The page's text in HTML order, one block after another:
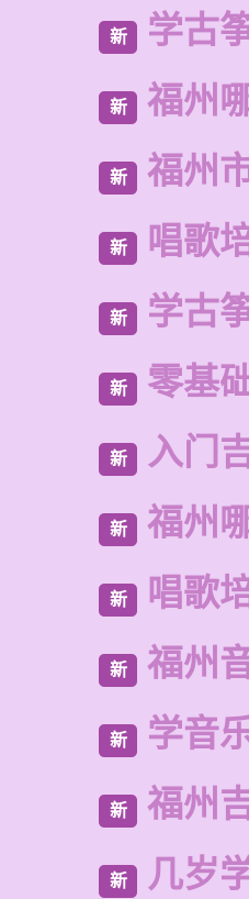
新 学古
新 福州
新 福州
新 唱歌
新 学古
新 零基
新 入门
新 福州
新 唱歌
新 福州
新 学音
新 福州
新 几岁